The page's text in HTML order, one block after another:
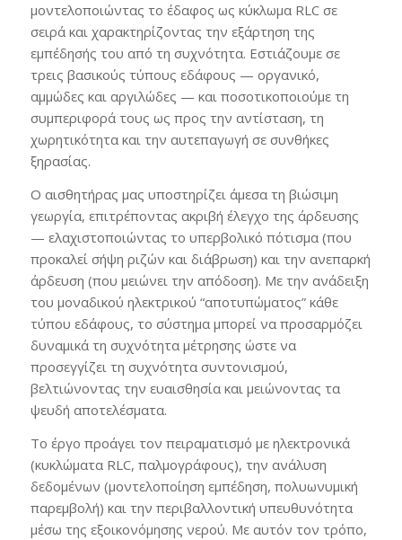
μοντελοποιώντας το έδαφος ως κύκλωμα RLC σε
σειρά και χαρακτηρίζοντας την εξάρτηση της
εμπέδησής του από τη συχνότητα. Εστιάζουμε σε
τρεις βασικούς τύπους εδάφους — οργανικό,
αμμώδες και αργιλώδες — και ποσοτικοποιούμε τη
συμπεριφορά τους ως προς την αντίσταση, τη
χωρητικότητα και την αυτεπαγωγή σε συνθήκες
ξηρασίας.
Ο αισθητήρας μας υποστηρίζει άμεσα τη βιώσιμη
γεωργία, επιτρέποντας ακριβή έλεγχο της άρδευσης
— ελαχιστοποιώντας το υπερβολικό πότισμα (που
προκαλεί σήψη ριζών και διάβρωση) και την ανεπαρκή
άρδευση (που μειώνει την απόδοση). Με την ανάδειξη
του μοναδικού ηλεκτρικού “αποτυπώματος” κάθε
τύπου εδάφους, το σύστημα μπορεί να προσαρμόζει
δυναμικά τη συχνότητα μέτρησης ώστε να
προσεγγίζει τη συχνότητα συντονισμού,
βελτιώνοντας την ευαισθησία και μειώνοντας τα
ψευδή αποτελέσματα.
Το έργο προάγει τον πειραματισμό με ηλεκτρονικά
(κυκλώματα RLC, παλμογράφους), την ανάλυση
δεδομένων (μοντελοποίηση εμπέδηση, πολυωνυμική
παρεμβολή) και την περιβαλλοντική υπευθυνότητα
μέσω της εξοικονόμησης νερού. Με αυτόν τον τρόπο,